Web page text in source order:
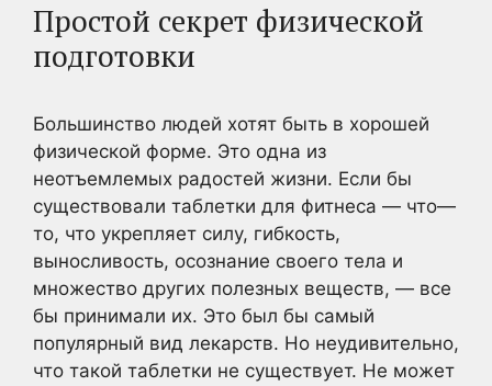
Простой секрет физической
подготовки
Большинство людей хотят быть в хорошей
физической форме. Это одна из
неотъемлемых радостей жизни. Если бы
существовали таблетки для фитнеса — что—
то, что укрепляет силу, гибкость,
выносливость, осознание своего тела и
множество других полезных веществ, — все
бы принимали их. Это был бы самый
популярный вид лекарств. Но неудивительно,
что такой таблетки не существует. Не может